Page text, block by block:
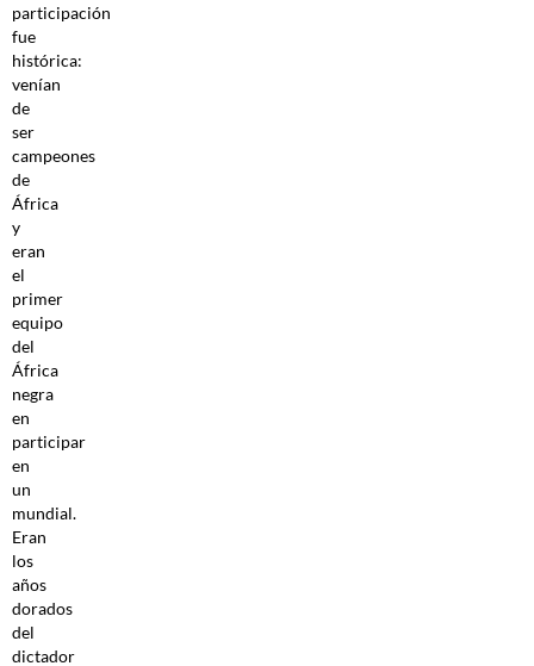
participación
fue
histórica:
venían
de
ser
campeones
de
África
y
eran
el
primer
equipo
del
África
negra
en
participar
en
un
mundial.
Eran
los
años
dorados
del
dictador